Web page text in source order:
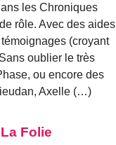
les Chroniques
rôle. Avec des aides
(croyant
oublier le très
ou encore des
Axelle (…)
Folie